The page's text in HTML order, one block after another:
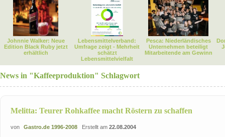
Johnnie Walker: Neue
Edition Black Ruby jetzt
erhältlich
Lebensmittelverband:
Umfrage zeigt - Mehrheit
schätzt
Lebensmittelvielfalt
Pesca: Niederländisches
Unternehmen beteiligt
Mitarbeitende am Gewinn
News in "Kaffeeproduktion" Schlagwort
Melitta: Teurer Rohkaffee macht Röstern zu schaffen
von Gastro.de 1996-2008 Erstellt am 22.08.2004